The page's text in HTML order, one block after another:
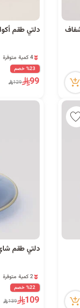
دلتي طقم أكواب
2 قطعة بيعت مؤخراً
54 مشاهدة مؤخراً
4 كمية متوفرة
%23 خصم
99
129
دلتي طقم شاي
18 مشاهدة مؤخراً
2 كمية متوفرة
18 مشاهدة مؤخراً
%22 خصم
109
139